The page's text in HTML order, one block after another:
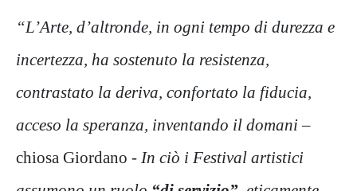
“L’Arte, d’altronde, in ogni tempo di durezza e
incertezza, ha sostenuto la resistenza,
contrastato la deriva, confortato la fiducia,
acceso la speranza, inventando il domani–
chiosa Giordano - In ciò i Festival artistici